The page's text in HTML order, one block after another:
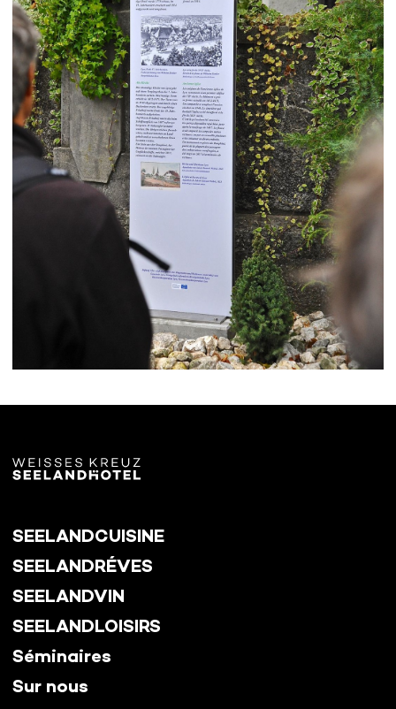
SEELANDCUISINE
SEELANDRÉVES
SEELANDVIN
SEELANDLOISIRS
Séminaires
Sur nous